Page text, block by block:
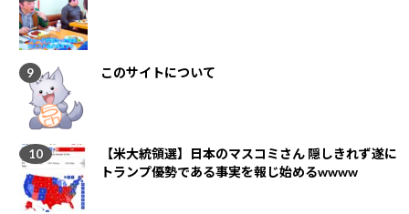
このサイトについて
【米大統領選】日本のマスコミさん 隠しきれず遂に
トランプ優勢である事実を報じ始めるwwww